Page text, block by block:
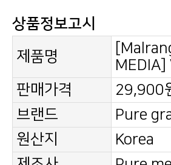
상품정보고시
제품명
판매가격
29,900
브랜드
Pure
원산지
Korea